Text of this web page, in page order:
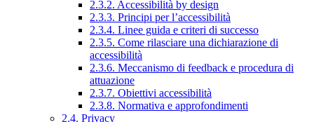
2.3.2. Accessibilità by design
2.3.3. Principi per l’accessibilità
2.3.4. Linee guida e criteri di successo
2.3.5. Come rilasciare una dichiarazione di
accessibilità
2.3.6. Meccanismo di feedback e procedura di
attuazione
2.3.7. Obiettivi accessibilità
2.3.8. Normativa e approfondimenti
2.4. Privacy